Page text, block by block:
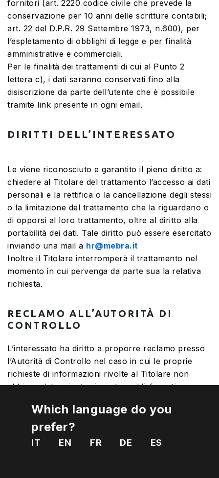
fornitori (art. 2220 codice civile che prevede la
conservazione per 10 anni delle scritture contabili;
art. 22 del D.P.R. 29 Settembre 1973, n.600), per
l’espletamento di obblighi di legge e per finalità
amministrative e commerciali.
Per le finalità dei trattamenti di cui al Punto 2
lettera c), i dati saranno conservati fino alla
disiscrizione da parte dell’utente che è possibile
tramite link presente in ogni email.
DIRITTI DELL’INTERESSATO
Le viene riconosciuto e garantito il pieno diritto a:
chiedere al Titolare del trattamento l’accesso ai dati
personali e la rettifica o la cancellazione degli stessi
o la limitazione del trattamento che la riguardano o
di opporsi al loro trattamento, oltre al diritto alla
portabilità dei dati. Tale diritto può essere esercitato
inviando una mail a hr@mebra.it
Inoltre il Titolare interromperà il trattamento nel
momento in cui pervenga da parte sua la relativa
richiesta.
RECLAMO ALL’AUTORITÀ DI
CONTROLLO
L’interessato ha diritto a proporre reclamo presso
l’Autorità di Controllo nel caso in cui le proprie
richieste di informazioni rivolte al Titolare non
abbiano determinato risposte soddisfacenti.
Protezione dei dati personali
Which language do you
prefer?
IT EN FR DE ES